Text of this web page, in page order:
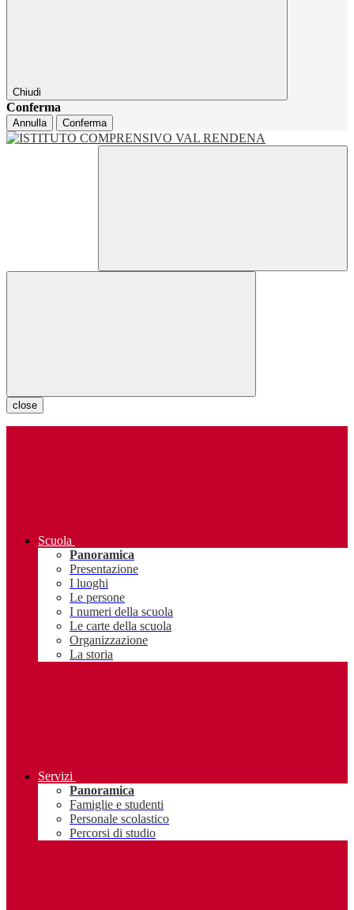
Chiudi
Conferma
Annulla Conferma
close
Scuola
Panoramica
Presentazione
I luoghi
Le persone
I numeri della scuola
Le carte della scuola
Organizzazione
La storia
Servizi
Panoramica
Famiglie e studenti
Personale scolastico
Percorsi di studio